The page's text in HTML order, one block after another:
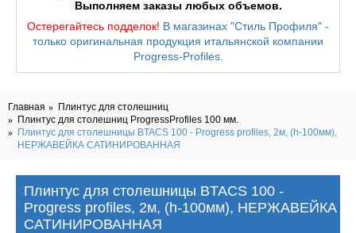
Выполняем заказы любых объемов.
Остерегайтесь подделок! В магазинах "Стиль Профиля" -
только оригинальная продукция итальянской компании
Progress-Profiles.
Главная
Плинтус для столешниц
Плинтус для столешниц ProgressProfiles 100 мм.
Плинтус для столешницы BTACS 100 - Progress profiles, 2м, (h-100мм),
НЕРЖАВЕЙКА САТИНИРОВАННАЯ
Плинтус для столешницы BTACS 100 -
Progress profiles, 2м, (h-100мм), НЕРЖАВЕЙКА
САТИНИРОВАННАЯ